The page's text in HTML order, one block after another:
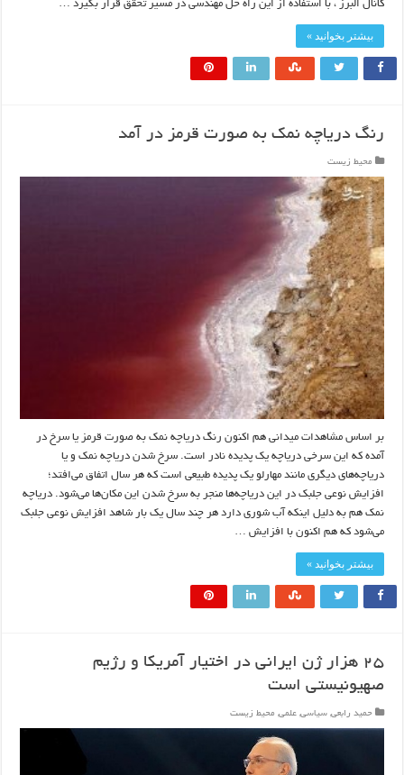
کانال البرز ، با استفاده از این راه حل مهندسی در مسیر تحقق قرار بگیرد …
بیشتر بخوانید »
رنگ دریاچه نمک به صورت قرمز در آمد
محیط زیست
بر اساس مشاهدات میدانی هم اکنون رنگ دریاچه نمک به صورت قرمز یا سرخ در
آمده که این سرخی دریاچه یک پدیده نادر است. سرخ شدن دریاچه نمک و یا
دریاچه‌های دیگری مانند مهارلو یک پدیده طبیعی است که هر سال اتفاق می‌افتد؛
افزایش نوعی جلبک در این دریاچه‌ها منجر به سرخ شدن این مکان‌ها می‌شود. دریاچه
نمک هم به دلیل اینکه آب شوری دارد هر چند سال یک بار شاهد افزایش نوعی جلبک
می‌شود که هم اکنون با افزایش …
بیشتر بخوانید »
۲۵ هزار ژن ایرانی در اختیار آمریکا و رژیم
صهیونیستی است
حمید رابعی, سیاسی, علمی, محیط زیست